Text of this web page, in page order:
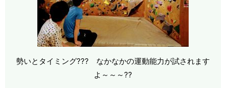
勢いとタイミング??? なかなかの運動能力が試されます
よ～～～??